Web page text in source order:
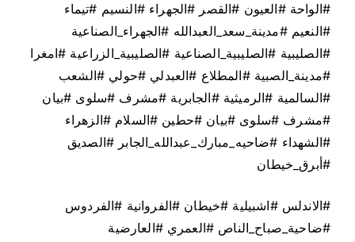
#الواحة #العيون #القصر #الجهراء #النسيم #تيماء
#النعيم #مدينة_سعد_العبدالله #الجهراء_الصناعية
#الصليبية #الصليبية_الصناعية #الصليبية_الزراعية #امغرا
#مدينة_الصبية #المطلاع #العبدلي #حولي #الشعب
#السالمية #الرميثية #الجابرية #مشرف #سلوى #بيان
#مشرف #سلوى #بيان #حطين #السلام #الزهراء
#الشهداء #ضاحيه_مبارك_عبدالله_الجابر #الصديق
#أبرق_خيطان
#الاندلس #اشبيلية #خيطان #الفروانية #الفردوس
#ضاحية_صباح_الناص #العمري #العارضية